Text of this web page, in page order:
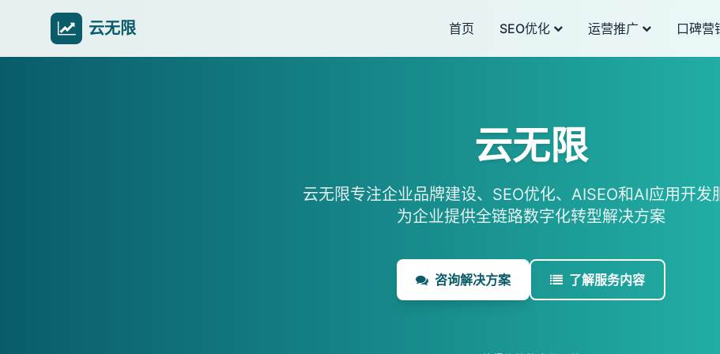
云无限 首页 SEO优化 运营推广 口碑营
云无限
云无限专注企业品牌建设、SEO优化、AISEO和AI应用开发
为企业提供全链路数字化转型解决方案
咨询解决方案 了解服务内容